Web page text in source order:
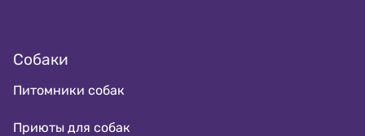
Собаки
Питомники собак
Приюты для собак